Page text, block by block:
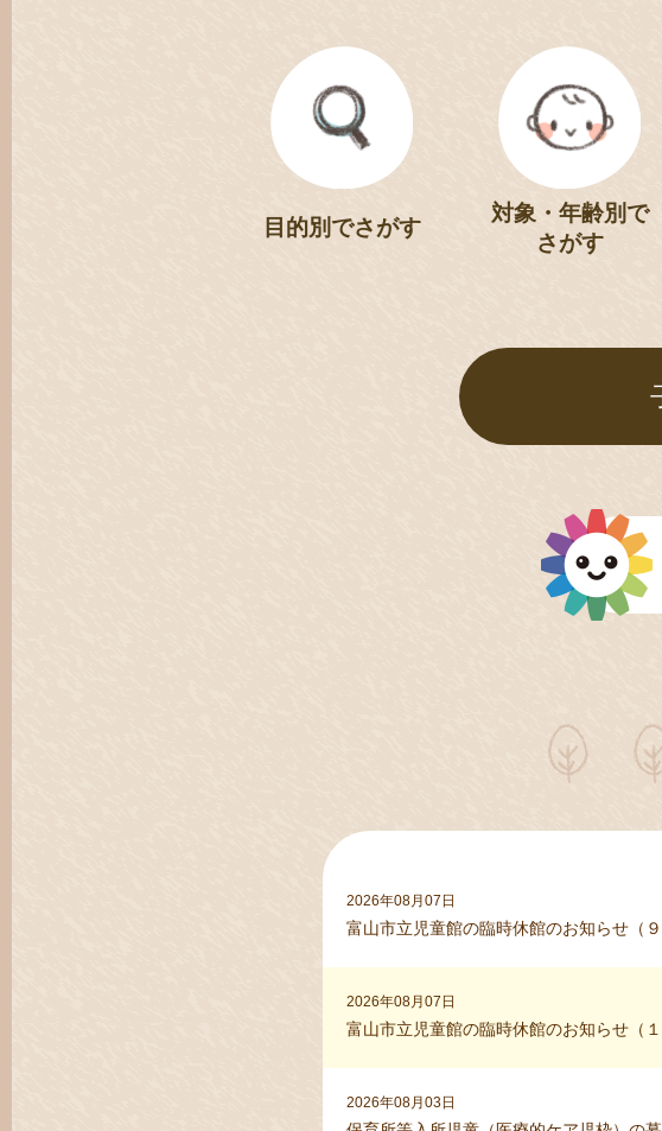
目的別でさがす
対象・年齢別で
さがす
2026年08月07日
富山市立児童館の臨時休館のお知らせ（９
2026年08月07日
富山市立児童館の臨時休館のお知らせ（１
2026年08月03日